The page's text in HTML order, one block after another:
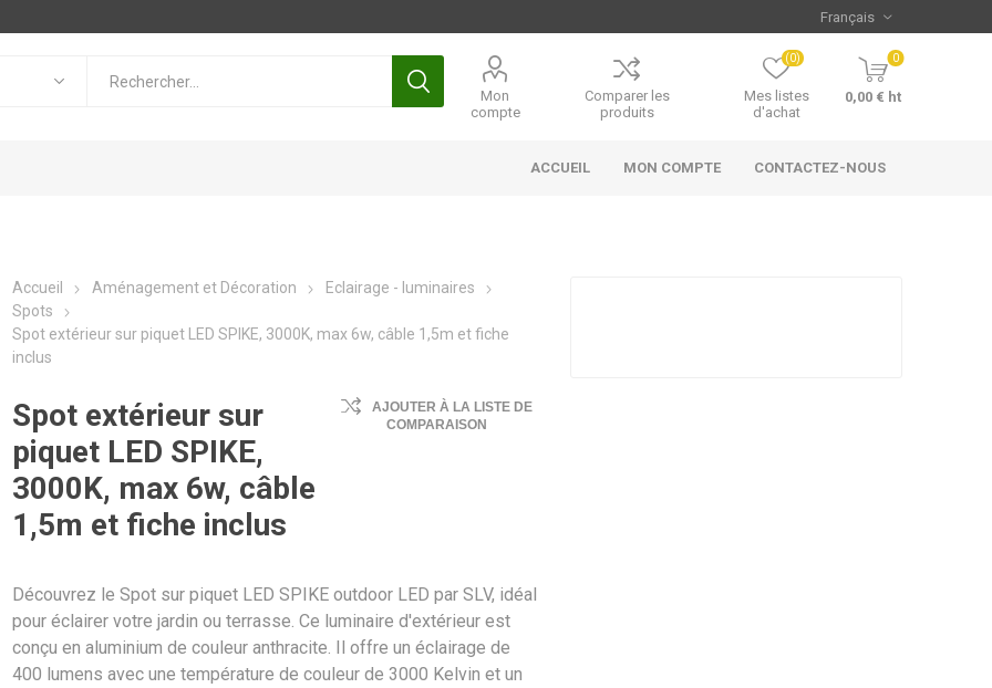
Mon
compte
Comparer les
produits
Mes listes
d'achat
(0) 0
0,00 € ht
ACCUEIL MON COMPTE CONTACTEZ-NOUS
Accueil Aménagement et Décoration
Eclairage - luminaires
Spots
Spot extérieur sur piquet LED SPIKE, 3000K, max 6w, câble 1,5m et fiche
inclus
Spot extérieur sur
piquet LED SPIKE,
3000K, max 6w, câble
1,5m et fiche inclus
AJOUTER À LA LISTE DE
COMPARAISON
Découvrez le Spot sur piquet LED SPIKE outdoor LED par SLV, idéal
pour éclairer votre jardin ou terrasse. Ce luminaire d'extérieur est
conçu en aluminium de couleur anthracite. Il offre un éclairage de
400 lumens avec une température de couleur de 3000 Kelvin et un